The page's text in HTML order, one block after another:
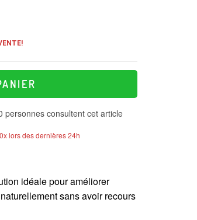
personnes consultent cet article
x lors des dernières 24h
idéale pour améliorer
sans avoir recours